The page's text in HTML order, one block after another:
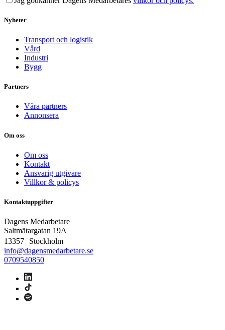
Nyheter
Transport och logistik
Vård
Industri
Bygg
Partners
Våra partners
Annonsera
Om oss
Om oss
Kontakt
Ansvarig utgivare
Villkor & policys
Kontaktuppgifter
Dagens Medarbetare
Saltmätargatan 19A
13357 Stockholm
info@dagensmedarbetare.se
0709540850